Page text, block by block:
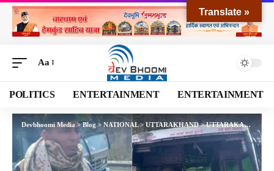
Aa
POLITICS ENTERTAINMENT ENTERTAINMENT
Devbhoomi Media >Blog>NATIONAL> UTTARAKHAND>UTTARAKASHI >
Translate »